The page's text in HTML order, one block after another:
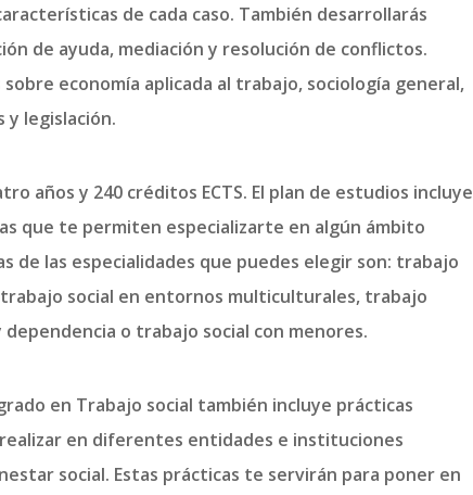
de cada caso. También desarrollarás
de ayuda, mediación y resolución de conflictos.
economía aplicada al trabajo, sociología general,
y legislación.
años y 240 créditos ECTS. El plan de estudios incluye
que te permiten especializarte en algún ámbito
de las especialidades que puedes elegir son: trabajo
social en entornos multiculturales, trabajo
o trabajo social con menores.
en Trabajo social también incluye prácticas
en diferentes entidades e instituciones
social. Estas prácticas te servirán para poner en